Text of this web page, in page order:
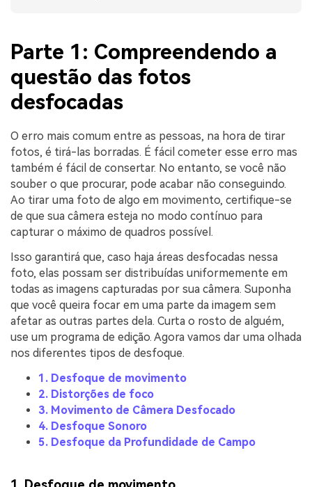
Parte 1: Compreendendo a
questão das fotos
desfocadas
O erro mais comum entre as pessoas, na hora de tirar
fotos, é tirá-las borradas. É fácil cometer esse erro mas
também é fácil de consertar. No entanto, se você não
souber o que procurar, pode acabar não conseguindo.
Ao tirar uma foto de algo em movimento, certifique-se
de que sua câmera esteja no modo contínuo para
capturar o máximo de quadros possível.
Isso garantirá que, caso haja áreas desfocadas nessa
foto, elas possam ser distribuídas uniformemente em
todas as imagens capturadas por sua câmera. Suponha
que você queira focar em uma parte da imagem sem
afetar as outras partes dela. Curta o rosto de alguém,
use um programa de edição. Agora vamos dar uma olhada
nos diferentes tipos de desfoque.
1. Desfoque de movimento
2. Distorções de foco
3. Movimento de Câmera Desfocado
4. Desfoque Sonoro
5. Desfoque da Profundidade de Campo